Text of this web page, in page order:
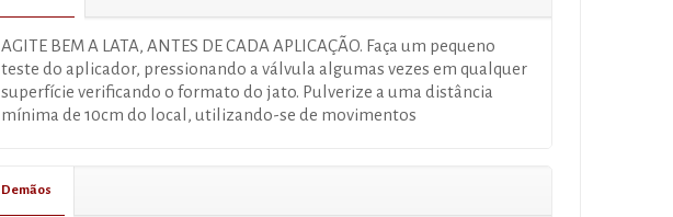
AGITE BEM A LATA, ANTES DE CADA APLICAÇÃO. Faça um pequeno
teste do aplicador, pressionando a válvula algumas vezes em qualquer
superfície verificando o formato do jato. Pulverize a uma distância
mínima de 10cm do local, utilizando-se de movimentos
Demãos